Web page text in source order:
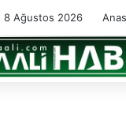
8 Ağustos 2026